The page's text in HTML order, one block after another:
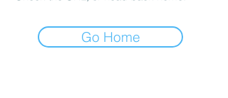
Go Home